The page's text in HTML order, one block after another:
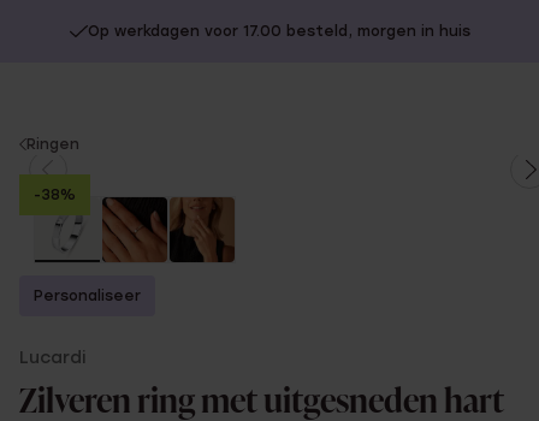
Op werkdagen voor 17.00 besteld, morgen in huis
You
are
here:
Ringen
-38%
Personaliseer
Lucardi
Zilveren ring met uitgesneden hart